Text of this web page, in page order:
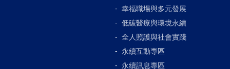
幸福職場與多元發展
低碳醫療與環境永續
全人照護與社會實踐
永續互動專區
永續訊息專區